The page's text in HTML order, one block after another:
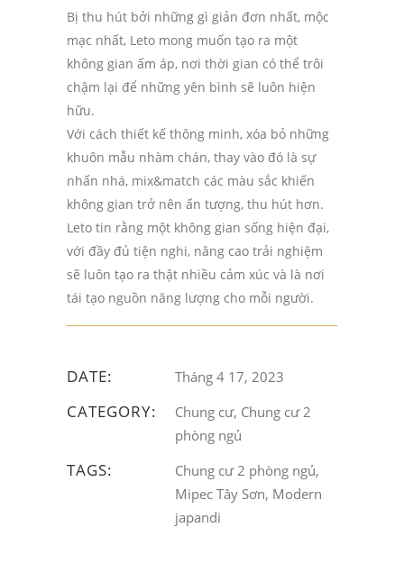
Bị thu hút bởi những gì giản đơn nhất, mộc
mạc nhất, Leto mong muốn tạo ra một
không gian ấm áp, nơi thời gian có thể trôi
chậm lại để những yên bình sẽ luôn hiện
hữu.
Với cách thiết kế thông minh, xóa bỏ những
khuôn mẫu nhàm chán, thay vào đó là sự
nhấn nhá, mix&match các màu sắc khiến
không gian trở nên ấn tượng, thu hút hơn.
Leto tin rằng một không gian sống hiện đại,
với đầy đủ tiện nghi, nâng cao trải nghiệm
sẽ luôn tạo ra thật nhiều cảm xúc và là nơi
tái tạo nguồn năng lượng cho mỗi người.
DATE: Tháng 4 17, 2023
CATEGORY:
Chung cư, Chung cư 2
phòng ngủ
TAGS:
Chung cư 2 phòng ngủ,
Mipec Tây Sơn, Modern
japandi